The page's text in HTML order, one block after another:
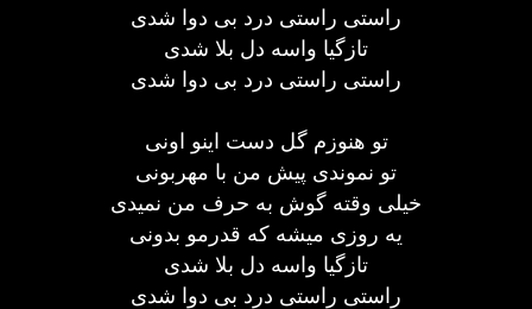
راستی راستی درد بی دوا شدی
تازگیا واسه دل بلا شدی
راستی راستی درد بی دوا شدی
تو هنوزم گل دست اینو اونی
تو نموندی پیش من با مهربونی
خیلی وقته گوش به حرف من نمیدی
یه روزی میشه که قدرمو بدونی
تازگیا واسه دل بلا شدی
راستی راستی درد بی دوا شدی